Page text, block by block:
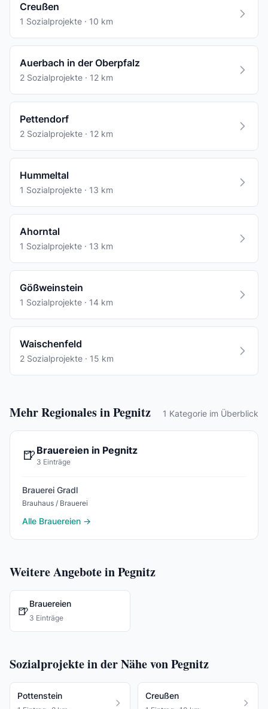
Creußen
1 Sozialprojekte · 10 km
Auerbach in der Oberpfalz
2 Sozialprojekte · 12 km
Pettendorf
2 Sozialprojekte · 12 km
Hummeltal
1 Sozialprojekte · 13 km
Ahorntal
1 Sozialprojekte · 13 km
Gößweinstein
1 Sozialprojekte · 14 km
Waischenfeld
2 Sozialprojekte · 15 km
Mehr Regionales in Pegnitz 1 Kategorie im Überblick
🍺 Brauereien in Pegnitz
3 Einträge
Brauerei Gradl
Brauhaus / Brauerei
Alle Brauereien →
Weitere Angebote in Pegnitz
🍺
Brauereien
3 Einträge
Sozialprojekte in der Nähe von Pegnitz
Pottenstein Creußen